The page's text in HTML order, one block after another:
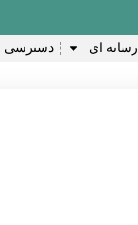
ای دسترسی